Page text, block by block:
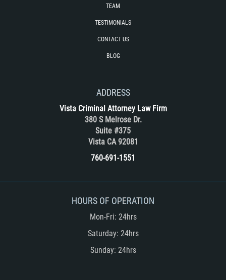
TEAM
TESTIMONIALS
CONTACT US
BLOG
ADDRESS
Vista Criminal Attorney Law Firm
380 S Melrose Dr.
Suite #375
Vista CA 92081
760-691-1551
HOURS OF OPERATION
Mon-Fri: 24hrs
Saturday: 24hrs
Sunday: 24hrs